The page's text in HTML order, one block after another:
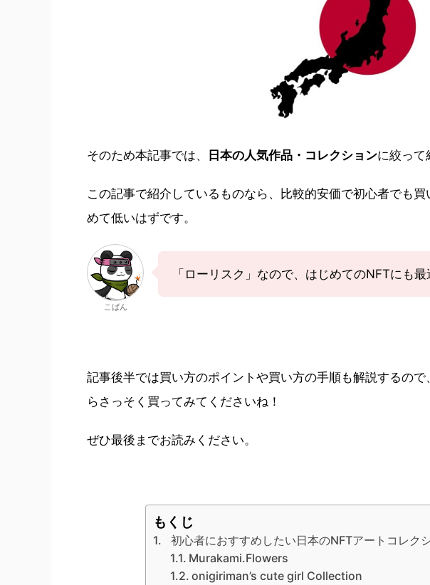
そのため本記事では、 日本の人気作品・コレクションに絞って
この記事で紹介しているものなら、比較的安価で初心者でも
めて低いはずです。
こばん
「ローリスク」なので、はじめてのNFTにも最
記事後半では買い方のポイントや買い方の手順も解説するの
らさっそく買ってみてくださいね！
ぜひ最後までお読みください。
もくじ
初心者におすすめしたい日本のNFTアートコレク
Murakami.Flowers
onigiriman’s cute girl Collection